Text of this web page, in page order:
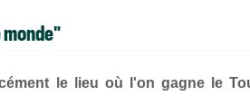
le lieu où l'on gagne le